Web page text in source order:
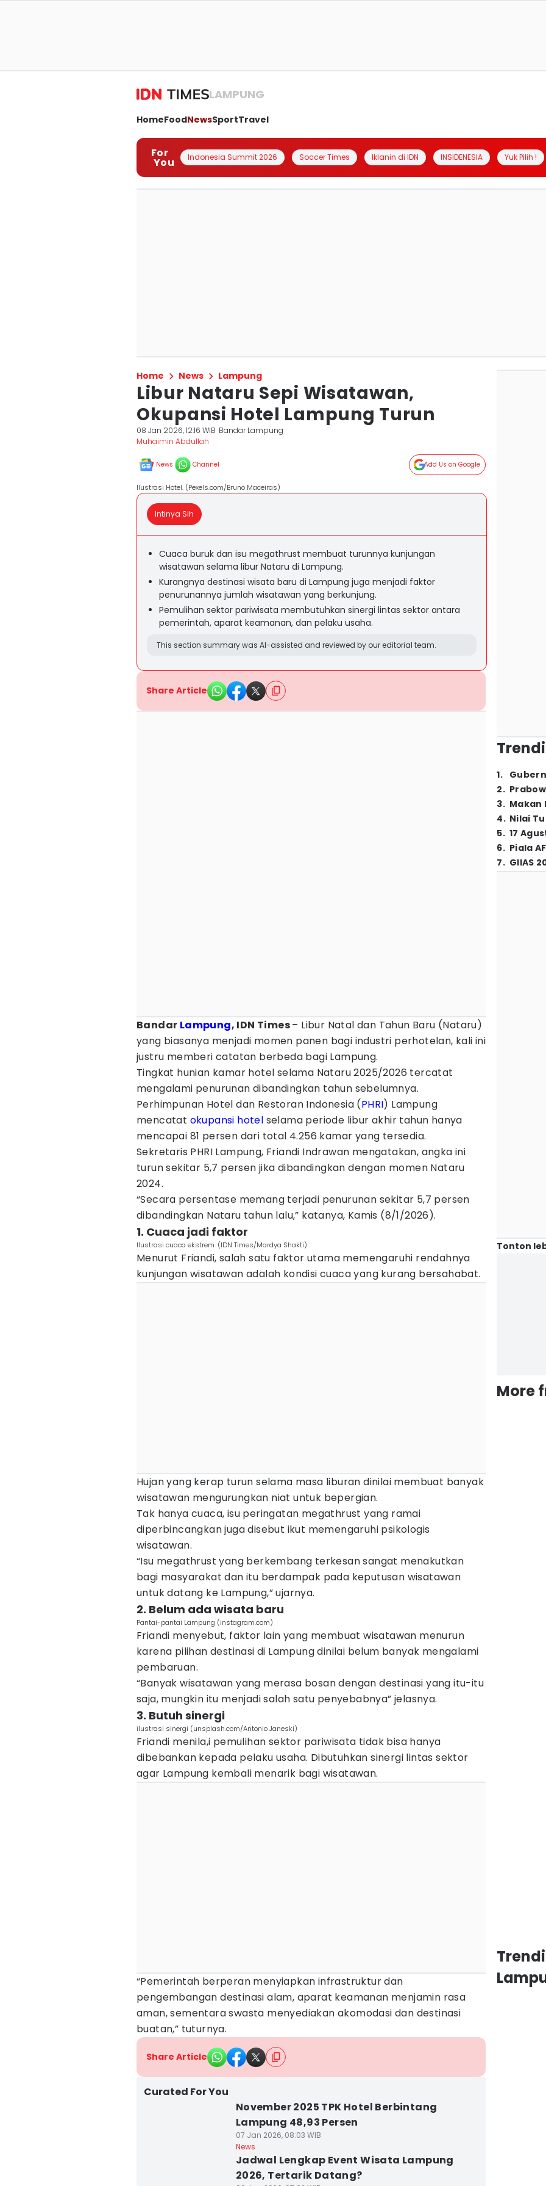
LAMPUNG
HomeFoodNewsSportTravel
For
You Indonesia Summit 2026 Soccer Times Iklanin di IDN INSIDENESIA Yuk Pilih !
Home News Lampung
Libur Nataru Sepi Wisatawan,
Okupansi Hotel Lampung Turun
08 Jan 2026, 12:16 WIB Bandar Lampung
Muhaimin Abdullah
News Channel Add Us on Google
Ilustrasi Hotel. (Pexels.com/Bruno Maceiras)
Intinya Sih
Cuaca buruk dan isu megathrust membuat turunnya kunjungan
wisatawan selama libur Nataru di Lampung.
Kurangnya destinasi wisata baru di Lampung juga menjadi faktor
penurunannya jumlah wisatawan yang berkunjung.
Pemulihan sektor pariwisata membutuhkan sinergi lintas sektor antara
pemerintah, aparat keamanan, dan pelaku usaha.
This section summary was AI-assisted and reviewed by our editorial team.
Share Article
Bandar Lampung, IDN Times– Libur Natal dan Tahun Baru (Nataru)
yang biasanya menjadi momen panen bagi industri perhotelan, kali ini
justru memberi catatan berbeda bagi Lampung.
Tingkat hunian kamar hotel selama Nataru 2025/2026 tercatat
mengalami penurunan dibandingkan tahun sebelumnya.
Perhimpunan Hotel dan Restoran Indonesia (PHRI) Lampung
mencatat okupansi hotel selama periode libur akhir tahun hanya
mencapai 81 persen dari total 4.256 kamar yang tersedia.
Sekretaris PHRI Lampung, Friandi Indrawan mengatakan, angka ini
turun sekitar 5,7 persen jika dibandingkan dengan momen Nataru
2024.
“Secara persentase memang terjadi penurunan sekitar 5,7 persen
dibandingkan Nataru tahun lalu,” katanya, Kamis (8/1/2026).
1. Cuaca jadi faktor
Ilustrasi cuaca ekstrem. (IDN Times/Mardya Shakti)
Menurut Friandi, salah satu faktor utama memengaruhi rendahnya
kunjungan wisatawan adalah kondisi cuaca yang kurang bersahabat.
Hujan yang kerap turun selama masa liburan dinilai membuat banyak
wisatawan mengurungkan niat untuk bepergian.
Tak hanya cuaca, isu peringatan megathrust yang ramai
diperbincangkan juga disebut ikut memengaruhi psikologis
wisatawan.
“Isu megathrust yang berkembang terkesan sangat menakutkan
bagi masyarakat dan itu berdampak pada keputusan wisatawan
untuk datang ke Lampung,” ujarnya.
2. Belum ada wisata baru
Pantai-pantai Lampung (instagram.com)
Friandi menyebut, faktor lain yang membuat wisatawan menurun
karena pilihan destinasi di Lampung dinilai belum banyak mengalami
pembaruan.
“Banyak wisatawan yang merasa bosan dengan destinasi yang itu-itu
saja, mungkin itu menjadi salah satu penyebabnya” jelasnya.
3. Butuh sinergi
ilustrasi sinergi (unsplash.com/Antonio Janeski)
Friandi menila,i pemulihan sektor pariwisata tidak bisa hanya
dibebankan kepada pelaku usaha. Dibutuhkan sinergi lintas sektor
agar Lampung kembali menarik bagi wisatawan.
“Pemerintah berperan menyiapkan infrastruktur dan
pengembangan destinasi alam, aparat keamanan menjamin rasa
aman, sementara swasta menyediakan akomodasi dan destinasi
buatan,” tuturnya.
Share Article
Curated For You
November 2025 TPK Hotel Berbintang
Lampung 48,93 Persen
07 Jan 2026, 08:03 WIB
News
Jadwal Lengkap Event Wisata Lampung
2026, Tertarik Datang?
1.
2.
3. Makan
4. Nilai
5. 17
6. Piala
7. GIIAS
Tonton
More